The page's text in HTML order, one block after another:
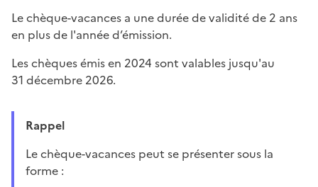
Le chèque-vacances a une durée de validité de 2 ans
en plus de l'année d’émission.
Les chèques émis en 2024 sont valables jusqu'au
31 décembre 2026.
Rappel
Le chèque-vacances peut se présenter sous la
forme :